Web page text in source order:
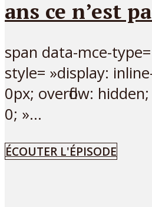
ans ce n’est
span data-mce-
style= »display:
0px; overflow:
0; »...
ÉCOUTER L'ÉPISODE